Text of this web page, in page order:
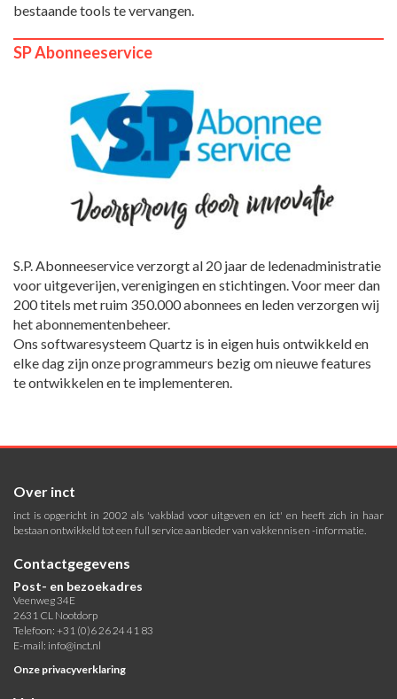
bestaande tools te vervangen.
SP Abonneeservice
S.P. Abonneeservice verzorgt al 20 jaar de ledenadministratie
voor uitgeverijen, verenigingen en stichtingen. Voor meer dan
200 titels met ruim 350.000 abonnees en leden verzorgen wij
het abonnementenbeheer.
Ons softwaresysteem Quartz is in eigen huis ontwikkeld en
elke dag zijn onze programmeurs bezig om nieuwe features
te ontwikkelen en te implementeren.
Over inct
inct is opgericht in 2002 als 'vakblad voor uitgeven en ict' en heeft zich in haar
bestaan ontwikkeld tot een full service aanbieder van vakkennis en -informatie.
Contactgegevens
Post- en bezoekadres
Veenweg 34E
2631 CL Nootdorp
Telefoon: +31 (0)6 26 24 41 83
E-mail: info@inct.nl
Onze privacyverklaring